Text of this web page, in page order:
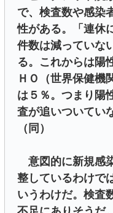
で、検査数や感染
性がある。「連休
件数は減っていな
る。これからは陽
ＨＯ（世界保健機
は５％。つまり陽
査が追いついてい
（同）
意図的に新規感
整しているわけで
いうわけだ。検査